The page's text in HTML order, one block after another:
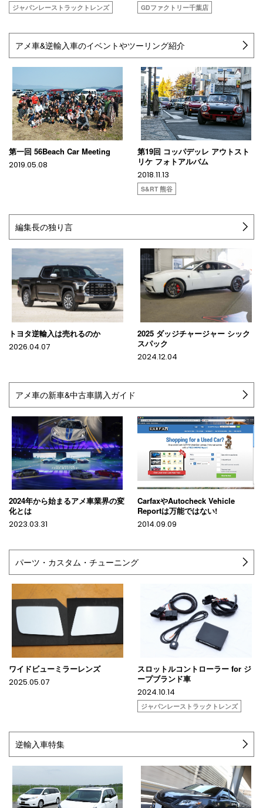
ジャパンレーストラックトレンズ GDファクトリー千葉店
アメ車&逆輸入車のイベントやツーリング紹介
第一回 56Beach Car Meeting
2019.05.08
第19回 コッパデッレ アウトスト
リケ フォトアルバム
2018.11.13
S&RT 熊谷
編集長の独り言
トヨタ逆輸入は売れるのか
2026.04.07
2025 ダッジチャージャー シック
スパック
2024.12.04
アメ車の新車&中古車購入ガイド
2024年から始まるアメ車業界の変
化とは
2023.03.31
CarfaxやAutocheck Vehicle
Reportは万能ではない!
2014.09.09
パーツ・カスタム・チューニング
ワイドビューミラーレンズ
2025.05.07
スロットルコントローラー for ジ
ープブランド車
2024.10.14
ジャパンレーストラックトレンズ
逆輸入車特集